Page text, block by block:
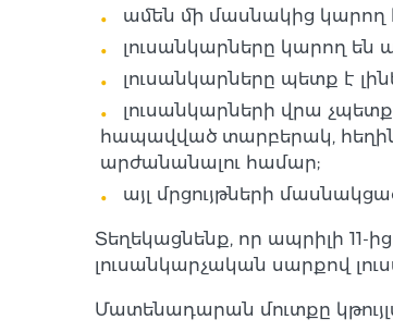
ամեն մի մասնակից կարող
լուսանկարները կարող
լուսանկարները պետք է
լուսանկարների վրա
հապավված տարբերակ,
արժանանալու համար;
այլ մրցույթների
Տեղեկացնենք, որ ապրիլի
լուսանկարչական սարքով
Մատենադարան մուտքը